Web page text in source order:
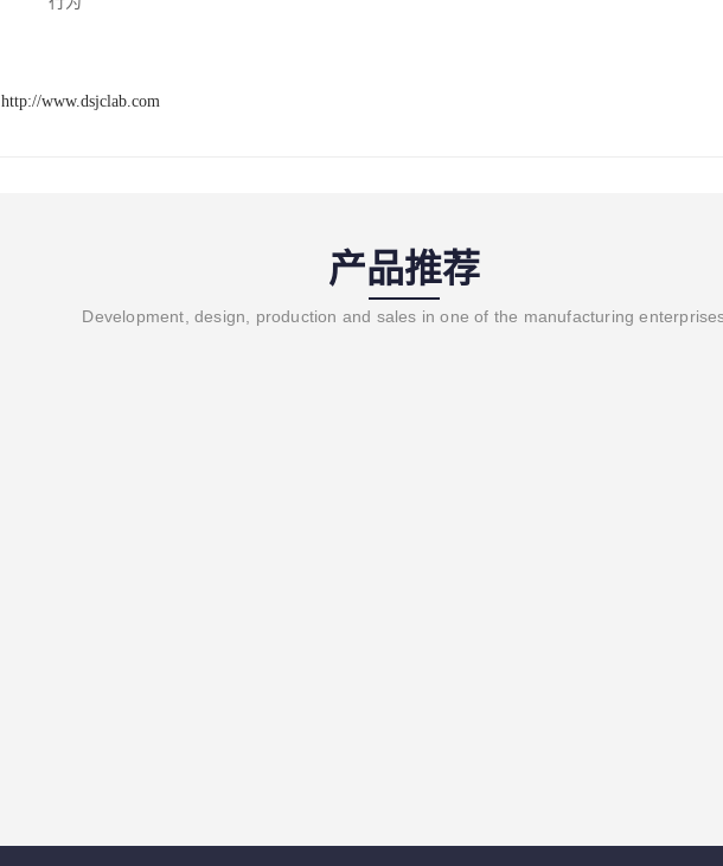
http://www.dsjclab.com
产品推荐
Development, design, production and sales in one of the manufacturing